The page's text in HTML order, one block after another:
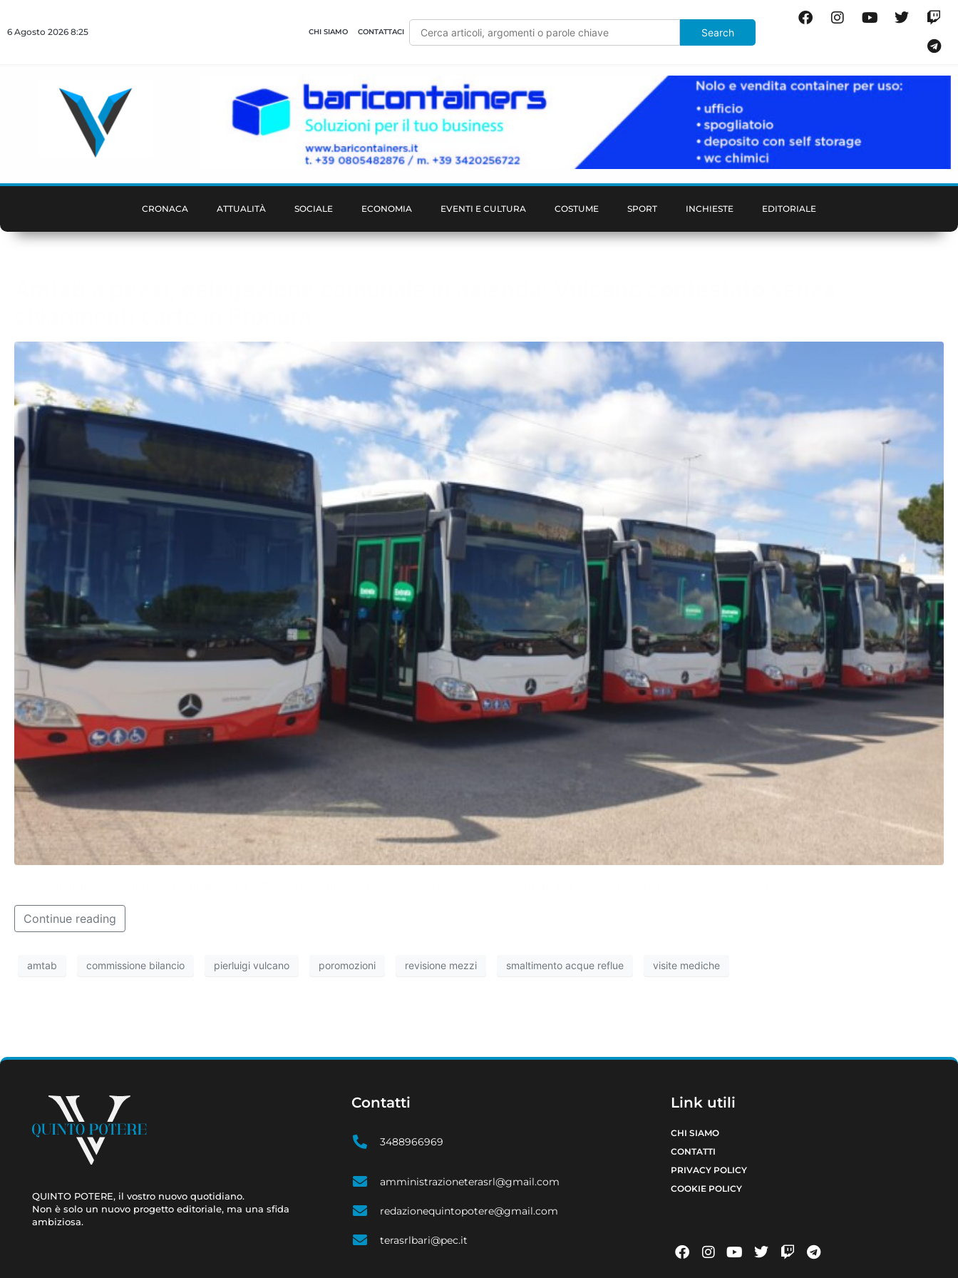
6 Agosto 2026 8:25 CHI SIAMO CONTATTACI
CRONACA ATTUALITÀ SOCIALE ECONOMIA EVENTI E CULTURA COSTUME SPORT INCHIESTE EDITORIALE
Continue reading
amtab commissione bilancio pierluigi vulcano poromozioni revisione mezzi smaltimento acque reflue visite mediche
QUINTO POTERE, il vostro nuovo quotidiano.
Non è solo un nuovo progetto editoriale, ma una sfida
ambiziosa.
Contatti
3488966969
amministrazioneterasrl@gmail.com
redazionequintopotere@gmail.com
terasrlbari@pec.it
Link utili
CHI SIAMO
CONTATTI
PRIVACY POLICY
COOKIE POLICY